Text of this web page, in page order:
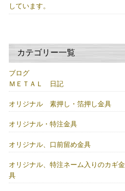
しています。
カテゴリー一覧
ブログ
ＭＥＴＡＬ 日記
オリジナル 素押し・箔押し金具
オリジナル・特注金具
オリジナル、口前留め金具
オリジナル、特注ネーム入りのカギ金
具